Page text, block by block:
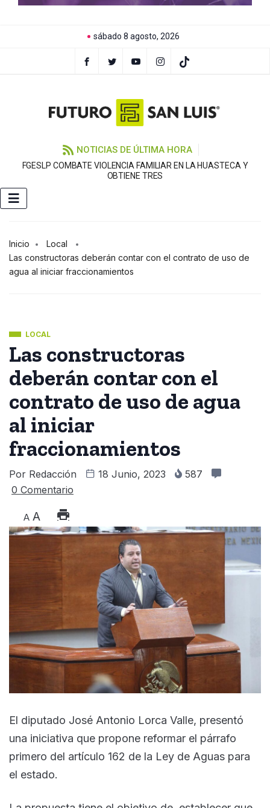
sábado 8 agosto, 2026
NOTICIAS DE ÚLTIMA HORA
FGESLP COMBATE VIOLENCIA FAMILIAR EN LA HUASTECA Y
OBTIENE TRES
Inicio
Local
Las constructoras deberán contar con el contrato de uso de
agua al iniciar fraccionamientos
LOCAL
Las constructoras
deberán contar con el
contrato de uso de agua
al iniciar
fraccionamientos
Por Redacción 18 Junio, 2023
587
0 Comentario
A A
El diputado José Antonio Lorca Valle, presentó
una iniciativa que propone reformar el párrafo
primero del artículo 162 de la Ley de Aguas para
el estado.